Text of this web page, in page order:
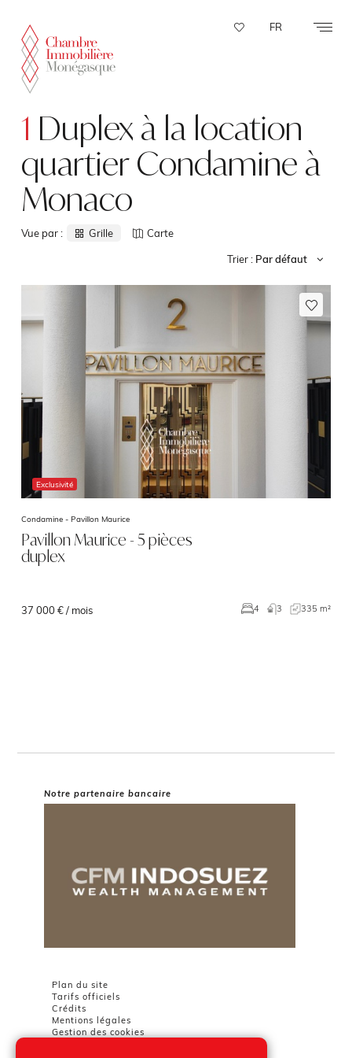
FR
1 Duplex à la location
quartier Condamine à
Monaco
Vue par : Grille Carte
Trier : Par défaut
Exclusivité
Condamine - Pavillon Maurice
Pavillon Maurice - 5 pièces
duplex
37 000 € / mois 4 3 335 m²
Notre partenaire bancaire
Plan du site
Tarifs officiels
Crédits
Mentions légales
Gestion des cookies